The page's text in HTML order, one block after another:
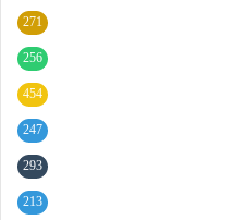
271
256
454
247
293
213